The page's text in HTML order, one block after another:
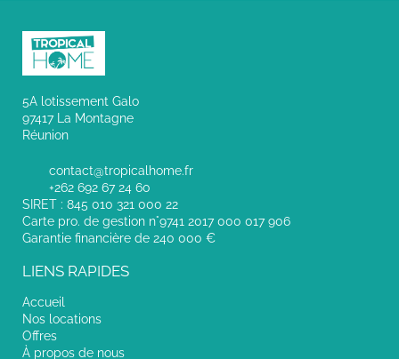
5A lotissement Galo
97417 La Montagne
Réunion
contact@tropicalhome.fr
+262 692 67 24 60
SIRET : 845 010 321 000 22
Carte pro. de gestion n°9741 2017 000 017 906
Garantie financière de 240 000 €
LIENS RAPIDES
Accueil
Nos locations
Offres
À propos de nous